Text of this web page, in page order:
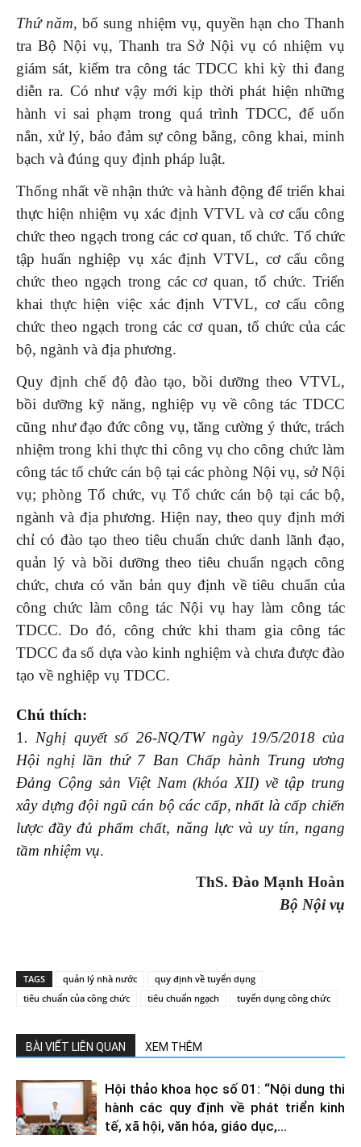
Thứ năm, bổ sung nhiệm vụ, quyền hạn cho Thanh
tra Bộ Nội vụ, Thanh tra Sở Nội vụ có nhiệm vụ
giám sát, kiểm tra công tác TDCC khi kỳ thi đang
diễn ra. Có như vậy mới kịp thời phát hiện những
hành vi sai phạm trong quá trình TDCC, để uốn
nắn, xử lý, bảo đảm sự công bằng, công khai, minh
bạch và đúng quy định pháp luật.
Thống nhất về nhận thức và hành động để triển khai
thực hiện nhiệm vụ xác định VTVL và cơ cấu công
chức theo ngạch trong các cơ quan, tổ chức. Tổ chức
tập huấn nghiệp vụ xác định VTVL, cơ cấu công
chức theo ngạch trong các cơ quan, tổ chức. Triển
khai thực hiện việc xác định VTVL, cơ cấu công
chức theo ngạch trong các cơ quan, tổ chức của các
bộ, ngành và địa phương.
Quy định chế độ đào tạo, bồi dưỡng theo VTVL,
bồi dưỡng kỹ năng, nghiệp vụ về công tác TDCC
cũng như đạo đức công vụ, tăng cường ý thức, trách
nhiệm trong khi thực thi công vụ cho công chức làm
công tác tổ chức cán bộ tại các phòng Nội vụ, sở Nội
vụ; phòng Tổ chức, vụ Tổ chức cán bộ tại các bộ,
ngành và địa phương. Hiện nay, theo quy định mới
chỉ có đào tạo theo tiêu chuẩn chức danh lãnh đạo,
quản lý và bồi dưỡng theo tiêu chuẩn ngạch công
chức, chưa có văn bản quy định về tiêu chuẩn của
công chức làm công tác Nội vụ hay làm công tác
TDCC. Do đó, công chức khi tham gia công tác
TDCC đa số dựa vào kinh nghiệm và chưa được đào
tạo về nghiệp vụ TDCC.
Chú thích:
1 . Nghị quyết số 26-NQ/TW ngày 19/5/2018 của
Hội nghị lần thứ 7 Ban Chấp hành Trung ương
Đảng Cộng sản Việt Nam (khóa XII) về tập trung
xây dựng đội ngũ cán bộ các cấp, nhất là cấp chiến
lược đầy đủ phẩm chất, năng lực và uy tín, ngang
tầm nhiệm vụ.
ThS. Đào Mạnh Hoàn
Bộ Nội vụ
TAGS quản lý nhà nước
quy định về tuyển dụng
tiêu chuẩn của công chức
tiêu chuẩn ngạch tuyển dụng công chức
BÀI VIẾT LIÊN QUAN XEM THÊM
Hội thảo khoa học số 01: “Nội dung thi
hành các quy định về phát triển kinh
tế, xã hội, văn hóa, giáo dục,...